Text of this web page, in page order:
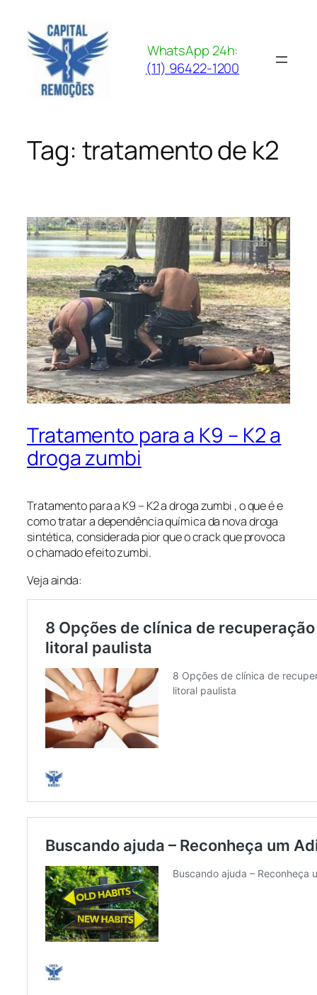
para
conteúdo
WhatsApp 24h:
(11) 96422-1200
Tag: tratamento de k2
Tratamento para a K9 – K2 a
droga zumbi
Tratamento para a K9 – K2 a droga zumbi , o que é e
como tratar a dependência química da nova droga
sintética, considerada pior que o crack que provoca
o chamado efeito zumbi.
Veja ainda: